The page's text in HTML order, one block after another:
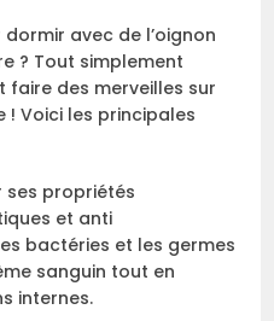
avec de l’oignon
? Tout simplement
faire des merveilles sur
! Voici les principales
ses propriétés
et anti
bactéries et les germes
sanguin tout en
internes.